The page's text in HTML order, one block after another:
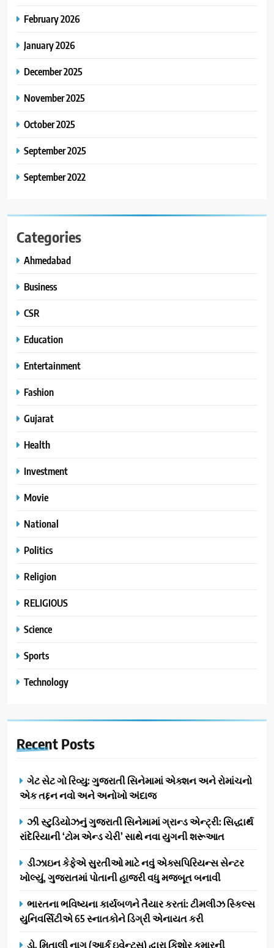
February 2026
January 2026
December 2025
November 2025
October 2025
September 2025
September 2022
Categories
Ahmedabad
Business
CSR
Education
Entertainment
Fashion
Gujarat
Health
Investment
Movie
National
Politics
Religion
RELIGIOUS
Science
Sports
Technology
Recent Posts
ગેટ સેટ ગો રિવ્યુ: ગુજરાતી સિનેમામાં એક્શન અને રોમાંચનો
એક તદ્દન નવો અને અનોખો અંદાજ
ઝી સ્ટુડિયોઝનું ગુજરાતી સિનેમામાં ગ્રાન્ડ એન્ટ્રી: સિદ્ધાર્થ
રાંદેરિયાની ‘ટોમ એન્ડ ચેરી’ સાથે નવા યુગની શરૂઆત
ડીઝાઇન કેફેએ સુરતીઓ માટે નવું એક્સપિરિયન્સ સેન્ટર
ખોલ્યું, ગુજરાતમાં પોતાની હાજરી વધુ મજબૂત બનાવી
ભારતના ભવિષ્યના કાર્યબળને તૈયાર કરતાં: ટીમલીઝ સ્કિલ્સ
યુનિવર્સિટીએ 65 સ્નાતકોને ડિગ્રી એનાયત કરી
ડો. મિતાલી નાગ (આર્ક ઇવેન્ટ્સ) દ્વારા કિશોર કુમારની